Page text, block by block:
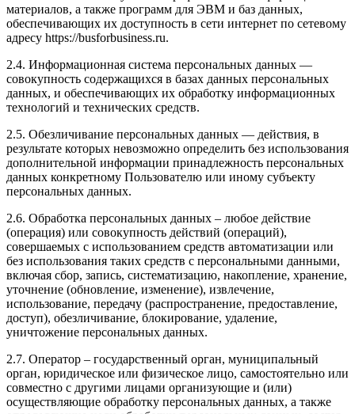
материалов, а также программ для ЭВМ и баз данных,
обеспечивающих их доступность в сети интернет по сетевому
адресу https://busforbusiness.ru.
2.4. Информационная система персональных данных —
совокупность содержащихся в базах данных персональных
данных, и обеспечивающих их обработку информационных
технологий и технических средств.
2.5. Обезличивание персональных данных — действия, в
результате которых невозможно определить без использования
дополнительной информации принадлежность персональных
данных конкретному Пользователю или иному субъекту
персональных данных.
2.6. Обработка персональных данных – любое действие
(операция) или совокупность действий (операций),
совершаемых с использованием средств автоматизации или
без использования таких средств с персональными данными,
включая сбор, запись, систематизацию, накопление, хранение,
уточнение (обновление, изменение), извлечение,
использование, передачу (распространение, предоставление,
доступ), обезличивание, блокирование, удаление,
уничтожение персональных данных.
2.7. Оператор – государственный орган, муниципальный
орган, юридическое или физическое лицо, самостоятельно или
совместно с другими лицами организующие и (или)
осуществляющие обработку персональных данных, а также